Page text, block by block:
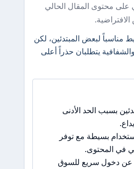
محتوى المقال الحالي
مناسباً لبعض المبتدئين، لكن
يتطلبان حذراً أعلى
بسبب الحد الأدنى
بسيطة مع توفر
في المحتوى.
عن دخول سريع للسوق